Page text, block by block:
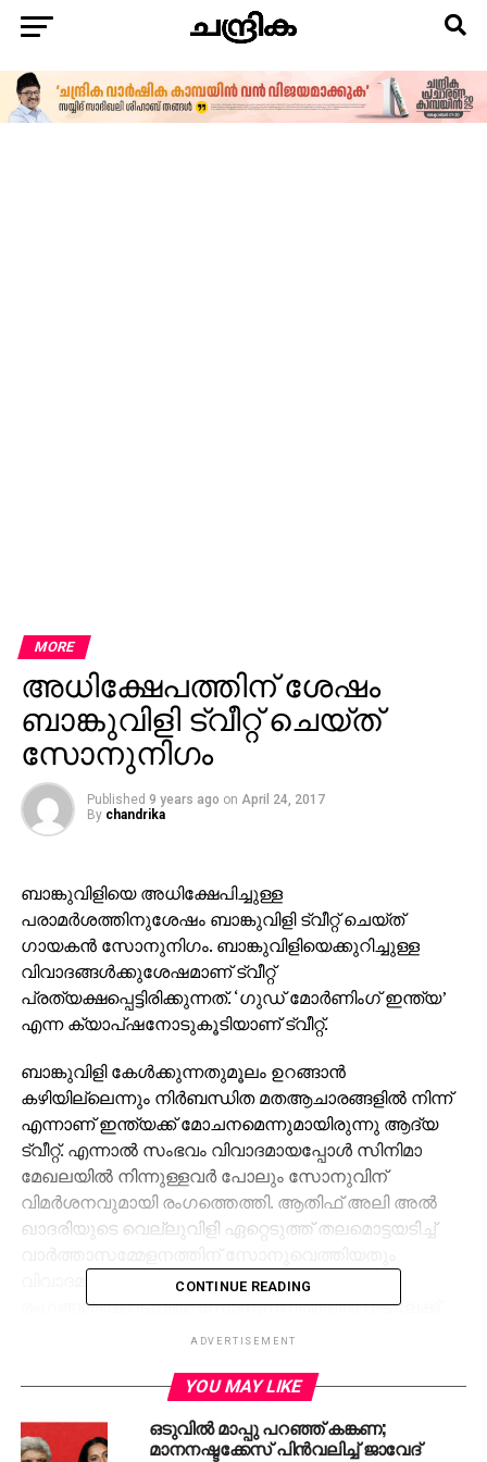
MORE
അധിക്ഷേപത്തിന് ശേഷം
ബാങ്കുവിളി ട്വീറ്റ് ചെയ്ത്
സോനുനിഗം
Published 9 years ago on April 24, 2017
By chandrika
ബാങ്കുവിളിയെ അധിക്ഷേപിച്ചുള്ള
പരാമര്‍ശത്തിനുശേഷം ബാങ്കുവിളി ട്വീറ്റ് ചെയ്ത്
ഗായകന്‍ സോനുനിഗം. ബാങ്കുവിളിയെക്കുറിച്ചുള്ള
വിവാദങ്ങള്‍ക്കുശേഷമാണ് ട്വീറ്റ്
പ്രത്യക്ഷപ്പെട്ടിരിക്കുന്നത്. ‘ഗുഡ് മോര്‍ണിംഗ് ഇന്ത്യ’
എന്ന ക്യാപ്ഷനോടുകൂടിയാണ് ട്വീറ്റ്.
ബാങ്കുവിളി കേള്‍ക്കുന്നതുമൂലം ഉറങ്ങാന്‍
കഴിയില്ലെന്നും നിര്‍ബന്ധിത മതആചാരങ്ങളില്‍ നിന്ന്
എന്നാണ് ഇന്ത്യക്ക് മോചനമെന്നുമായിരുന്നു ആദ്യ
ട്വീറ്റ്. എന്നാല്‍ സംഭവം വിവാദമായപ്പോള്‍ സിനിമാ
മേഖലയില്‍ നിന്നുള്ളവര്‍ പോലും സോനുവിന്
വിമര്‍ശനവുമായി രംഗത്തെത്തി. ആതിഫ് അലി അല്‍
ഖാദരിയുടെ വെല്ലുവിളി ഏറ്റെടുത്ത് തലമൊട്ടയടിച്ച്
വിവാദമായി. തുടര്‍ന്ന് നടന്ന നാടകീയ
രംഗങ്ങള്‍ക്കൊടുവില്‍ സോനുനിഗത്തിന്റെ വീട്ടിലേക്ക്
ബാങ്കുവിളി കേള്‍ക്കുന്നില്ലെന്ന് ബി.ബി.സി റിപ്പോര്‍ട്ടര്‍
ബാങ്കുവിളിയുടെ വീഡിയോ ട്വീറ്റ് ചെയ്തിരിക്കുന്നത്.
തെളിയിക്കുന്നതിന്റെ
CONTINUE READING
ADVERTISEMENT
YOU MAY LIKE
ഒടുവില്‍ മാപ്പു പറഞ്ഞ് കങ്കണ;
മാനനഷ്ടക്കേസ് പിന്‍വലിച്ച് ജാവേദ്